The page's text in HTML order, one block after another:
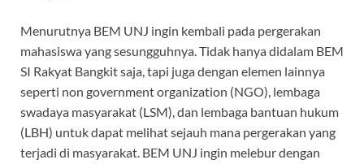
Menurutnya BEM UNJ ingin kembali pada pergerakan
mahasiswa yang sesungguhnya. Tidak hanya didalam BEM
SI Rakyat Bangkit saja, tapi juga dengan elemen lainnya
seperti non government organization (NGO), lembaga
swadaya masyarakat (LSM), dan lembaga bantuan hukum
(LBH) untuk dapat melihat sejauh mana pergerakan yang
terjadi di masyarakat. BEM UNJ ingin melebur dengan